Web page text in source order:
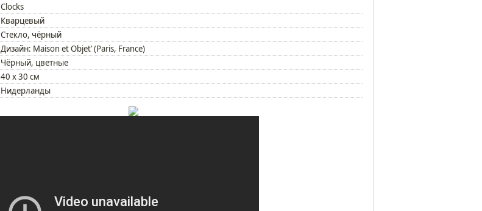
Clocks
Кварцевый
Стекло, чёрный
Дизайн: Maison et Objet’ (Paris, France)
Чёрный, цветные
40 х 30 см
Нидерланды